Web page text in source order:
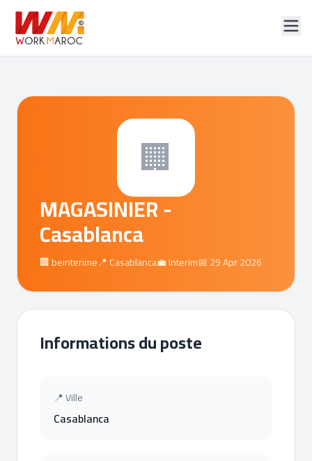
🏢
MAGASINIER -
Casablanca
🏢 beinterime📍 Casablanca💼 Interim📅 29 Apr 2026
Informations du poste
📍 Ville
Casablanca